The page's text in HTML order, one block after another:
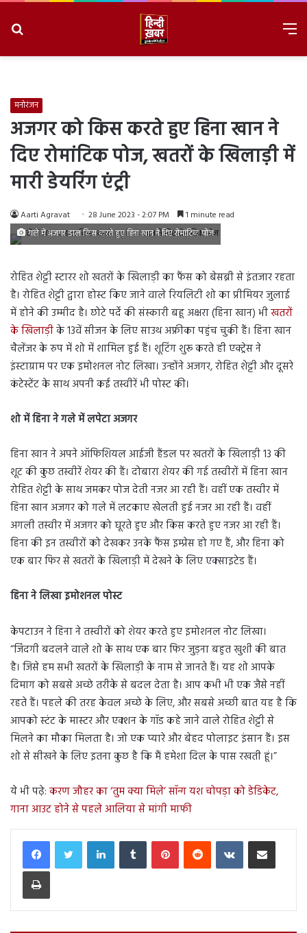
मनोरंजन
अजगर को किस करते हुए हिना खान ने
दिए रोमांटिक पोज, खतरों के खिलाड़ी में
मारी डेयरिंग एंट्री
Aarti Agravat 28 June 2023 - 2:07 PM 1 minute read
गले में अजगर डाल किस करते हुए हिना खान ने दिए रोमांटिक पोज
रोहित शेट्टी स्टारर शो खतरों के खिलाड़ी का फैंस को बेसब्री से इंतजार रहता
है। रोहित शेट्टी द्वारा होस्ट किए जाने वाले रियलिटी शो का प्रीमियर जुलाई
में होने की उम्मीद है। छोटे पर्दे की संस्कारी बहू अक्षरा (हिना खान) भीखतरों
के खिलाड़ीके 13वें सीजन के लिए साउथ अफ्रीका पहुंच चुकी हैं। हिना खान
चैलेंजर के रुप में शो में शामिल हुई हैं। शूटिंग शुरू करते ही एक्ट्रेस ने
इंस्टाग्राम पर एक इमोशनल नोट लिखा। उन्होंने अजगर, रोहित शेट्टी और दूसरे
कंटेस्टेंट के साथ अपनी कई तस्वीरें भी पोस्ट की।
शो में हिना ने गले में लपेटा अजगर
हिना खान ने अपने ऑफिशियल आईजी हैंडल पर खतरों के खिलाड़ी 13 की
शूट की कुछ तस्वीरें शेयर की हैं। दोबारा शेयर की गई तस्वीरों में हिना खान
रोहित शेट्टी के साथ जमकर पोज देती नजर आ रही हैं। वहीं एक तस्वीर में
हिना खान अजगर को गले में लटकाए खेलती हुई नजर आ रही हैं। वहीं
अगली तस्वीर में अजगर को घूरते हुए और किस करते हुए नजर आ रही हैं।
हिना की इन तस्वीरों को देखकर उनके फैंस इम्प्रेस हो गए हैं, और हिना को
एक बार फिर से खतरों के खिलाड़ी में देखने के लिए एक्साइटेड हैं।
हिना ने लिखा इमोशनल पोस्ट
केपटाउन ने हिना ने तस्वीरों को शेयर करते हुए इमोशनल नोट लिखा।
“जिंदगी बदलने वाले शो के साथ एक बार फिर जुड़ना बहुत खुशी की बात
है। जिसे हम सभी खतरों के खिलाड़ी के नाम से जानते हैं। यह शो आपके
दिमाग को सबसे अच्छे तरीके से बदल देता है। आप कभी भी एक जैसे नहीं
रहते हैं। पहले की तरह केवल अच्छे के लिए, और सबसे अच्छी बात यह है कि
आपको स्टंट के मास्टर और एक्शन के गॉड कहे जाने वाले रोहित शेट्टी से
मिलने का मौका मिलता है। जो एक प्यारे और बेहद पोलाइट इंसान हैं। इस
शो से सीखने के लिए इतना कुछ है कि मैं हमेशा दिल के पास रखती हूं।”
ये भी पढ़े: करण जौहर का ‘तुम क्या मिले’ सॉन्ग यश चोपड़ा को डेडिकेट,
गाना आउट होने से पहले आलिया से मांगी माफी
LinkedInTumblr PinterestReddit VKontakteShare via Email
Print